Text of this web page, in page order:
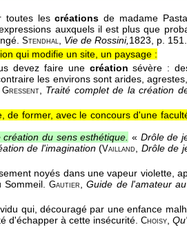
toutes lescréations de madame
auxquels il est plus que
Stendhal, Vie de Rossini,1823, p. 151.
qui modifie un site, un paysage :
devez faire une création sévère :
les environs sont arides,
Gressent, Traité complet de la création
former, avec le concours d'une
du sens esthétique. « Drôle de
de l'imagination(Vailland, Drôle de
noyés dans une vapeur violette,
Sommeil.Gautier,Guide de l'amateur
qui, découragé par une enfance
d'échapper à cette insécurité. Choisy,